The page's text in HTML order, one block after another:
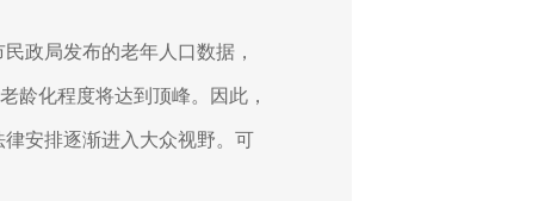
政局发布的老年人口数据，
龄化程度将达到顶峰。因此，
安排逐渐进入大众视野。可